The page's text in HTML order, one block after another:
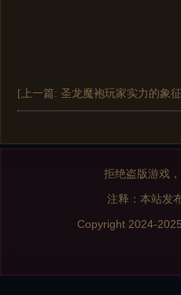
[上一篇: 圣龙魔袍玩家实力的象征
拒绝盗版游戏
注释：本站发
Copyright 2024-2025